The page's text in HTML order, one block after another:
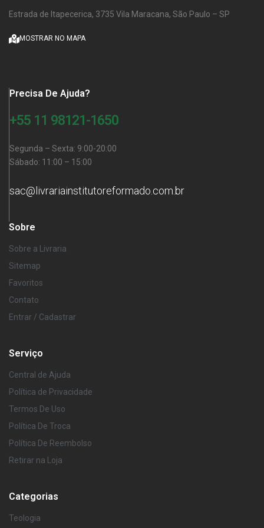
Estrada de Itapecerica, 3735 Vila Maracana, São Paulo – SP
MOSTRAR NO MAPA
Precisa De Ajuda?
+55 11 98121-1650
Segunda – Sexta: 9:00-20:00
Sábado: 11:00 – 15:00
sac@livrariainstitutoreformado.com.br
Sobre
Sobre a Livraria
Sitemap
Favoritos
Contato
Entrar / Cadastrar
Serviço
Central de Ajuda
Política de Privacidade
Termos De Uso
Política De Troca
Política De Reembolso
Retirar na Loja
Categorias
Teologia